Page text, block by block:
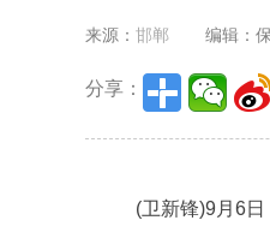
来源： 邯郸 编辑：
分享：
(卫新锋)9月6日，